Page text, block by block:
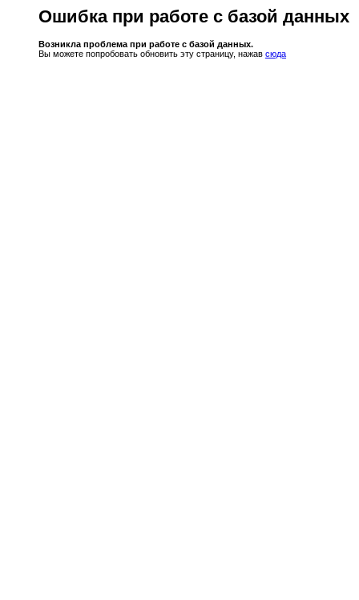
Ошибка при работе с базой данных
Возникла проблема при работе с базой данных.
Вы можете попробовать обновить эту страницу, нажав сюда